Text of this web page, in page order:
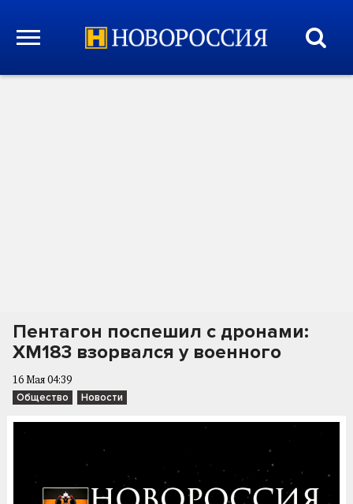
Пентагон поспешил с дронами:
XM183 взорвался у военного
16 Мая 04:39
Общество Новости